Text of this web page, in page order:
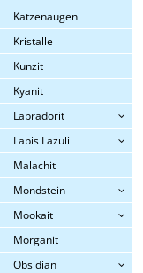
Katzenaugen
Kristalle
Kunzit
Kyanit
Labradorit
Lapis Lazuli
Malachit
Mondstein
Mookait
Morganit
Obsidian